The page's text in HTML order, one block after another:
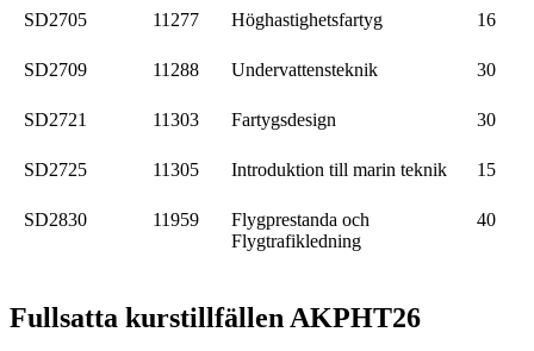
SD2705 11277 Höghastighetsfartyg 16
SD2709 11288 Undervattensteknik 30
SD2721 11303 Fartygsdesign 30
SD2725 11305 Introduktion till marin teknik 15
SD2830 11959
Flygprestanda och
Flygtrafikledning
40
Fullsatta kurstillfällen AKPHT26